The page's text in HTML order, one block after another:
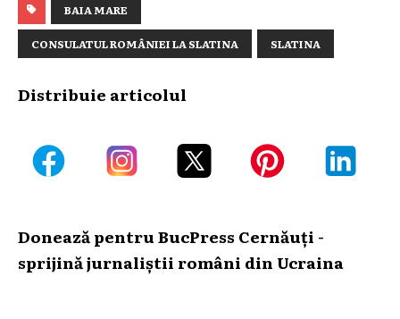
BAIA MARE
CONSULATUL ROMÂNIEI LA SLATINA SLATINA
Distribuie articolul
Donează pentru BucPress Cernăuți -
sprijină jurnaliștii români din Ucraina